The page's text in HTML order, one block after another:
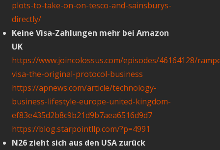
plots-to-take-on-on-tesco-and-sainsburys-
directly/
Keine Visa-Zahlungen mehr bei Amazon
UK
https://www.joincolossus.com/episodes/46164128/
visa-the-original-protocol-business
https://apnews.com/article/technology-
business-lifestyle-europe-united-kingdom-
ef83e435d2b8c9b21d9b7aea6516d9d7
https://blog.starpointllp.com/?p=4991
N26 zieht sich aus den USA zurück